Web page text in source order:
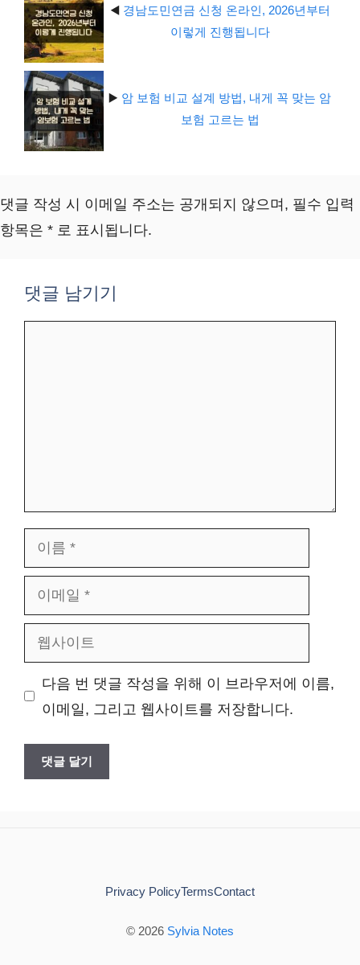
◀️ 경남도민연금 신청 온라인, 2026년부터
이렇게 진행됩니다
▶️ 암 보험 비교 설계 방법, 내게 꼭 맞는 암
보험 고르는 법
댓글 작성 시 이메일 주소는 공개되지 않으며, 필수 입력
항목은 * 로 표시됩니다.
댓글 남기기
름
메
사
다음 번 댓글 작성을 위해 이 브라우저에 이름,
이메일, 그리고 웹사이트를 저장합니다.
© 2026 Sylvia Notes
Privacy PolicyTermsContact